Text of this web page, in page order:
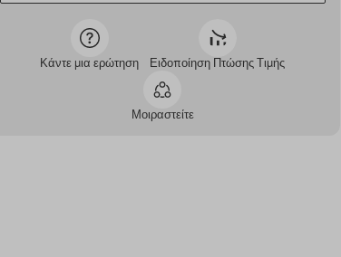
Κάντε μια ερώτηση Ειδοποίηση Πτώσης Τιμής
Μοιραστείτε